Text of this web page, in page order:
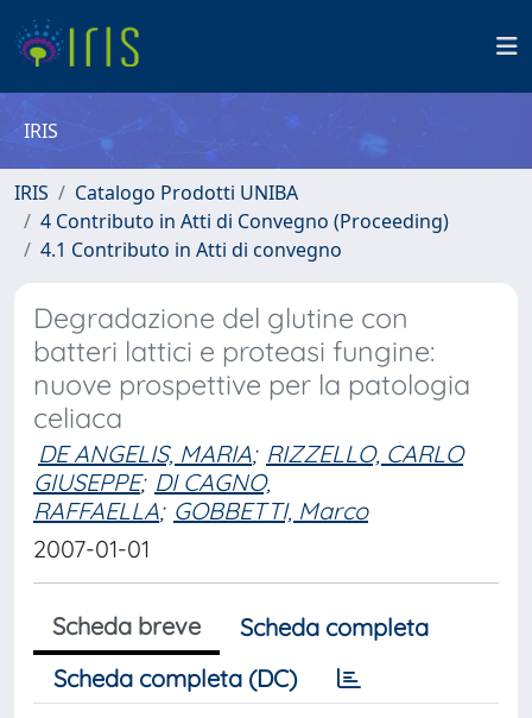
IRIS
IRIS
Catalogo Prodotti UNIBA
4 Contributo in Atti di Convegno (Proceeding)
4.1 Contributo in Atti di convegno
Degradazione del glutine con
batteri lattici e proteasi fungine:
nuove prospettive per la patologia
celiaca
DE ANGELIS, MARIA; RIZZELLO, CARLO
GIUSEPPE; DI CAGNO,
RAFFAELLA; GOBBETTI, Marco
2007-01-01
Scheda breve
Scheda completa
Scheda completa (DC)